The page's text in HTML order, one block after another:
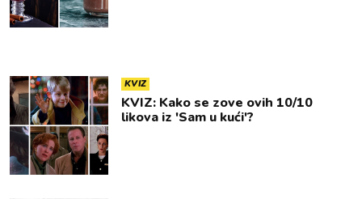
KVIZ
KVIZ: Kako se zove ovih 10/10
likova iz 'Sam u kući'?